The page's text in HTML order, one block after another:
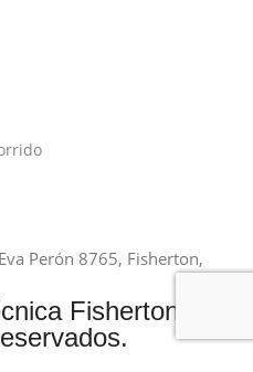
Perón 8765, Fisherton,
Fisherton.